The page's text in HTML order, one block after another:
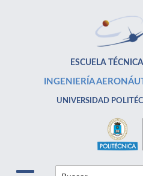
ESCUELA
INGENIERÍA
UNIVERSIDAD